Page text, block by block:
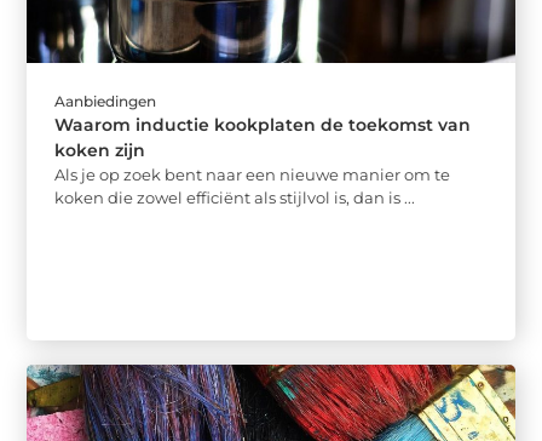
Aanbiedingen
Waarom inductie kookplaten de toekomst van
koken zijn
Als je op zoek bent naar een nieuwe manier om te
koken die zowel efficiënt als stijlvol is, dan is ...